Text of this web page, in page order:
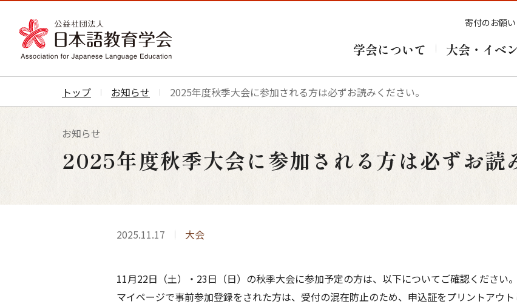
寄付のお願い
学会について 大会・イベ
トップ お知らせ 2025年度秋季大会に参加される方は必ずお読みください。
お知らせ
2025年度秋季大会に参加される方は必ずお読
2025.11.17 大会
11月22日（土）・23日（日）の秋季大会に参加予定の方は、以下についてご確認ください。
マイページで事前参加登録をされた方は、受付の混在防止のため、申込証をプリントアウ